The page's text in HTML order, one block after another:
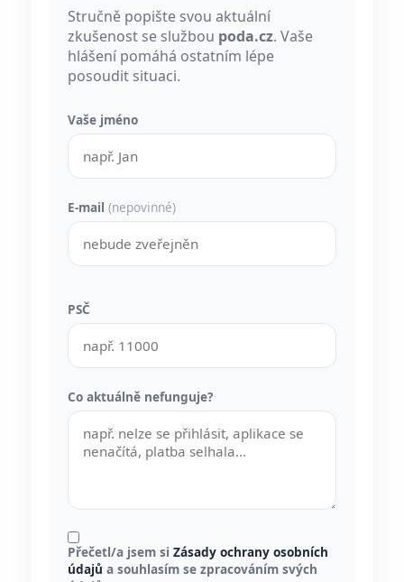
Stručně popište svou aktuální
zkušenost se službou poda.cz. Vaše
hlášení pomáhá ostatním lépe
posoudit situaci.
Vaše jméno
E-mail (nepovinné)
PSČ
Co aktuálně nefunguje?
Přečetl/a jsem si Zásady ochrany osobních
údajů a souhlasím se zpracováním svých